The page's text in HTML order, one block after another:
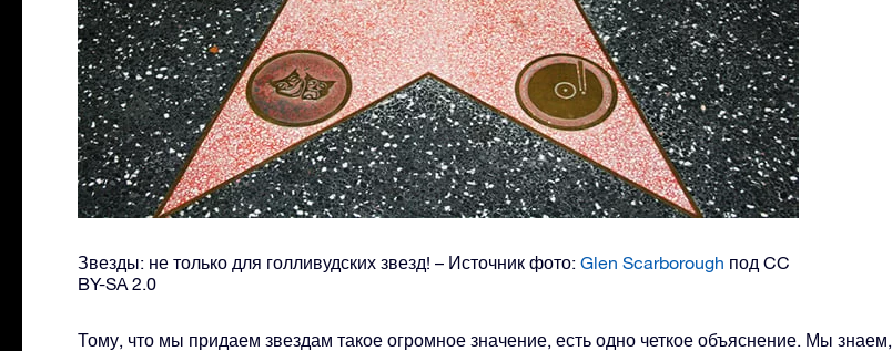
Звезды: не только для голливудских звезд! – Источник фото: Glen Scarborough под CC
BY-SA 2.0
Тому, что мы придаем звездам такое огромное значение, есть одно четкое объяснение. Мы знаем,